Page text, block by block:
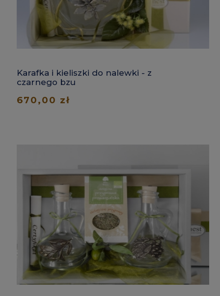
Karafka i kieliszki do nalewki - z
czarnego bzu
670,00 zł